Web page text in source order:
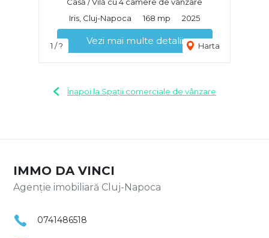
1 / ? Harta
Iris, Cluj-Napoca
168 mp 2025
Vezi mai multe detalii
Înapoi la Spații comerciale de vânzare
IMMO DA VINCI
Agenție imobiliară Cluj-Napoca
0741486518